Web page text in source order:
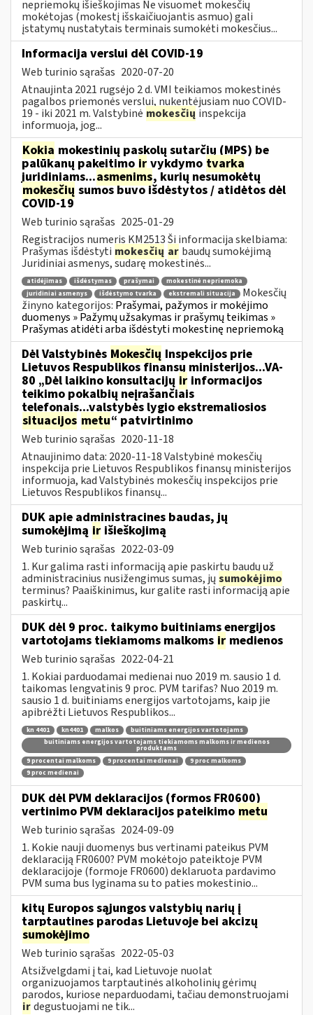
nepriemokų išieškojimas Ne visuomet mokesčių
mokėtojas (mokestį išskaičiuojantis asmuo) gali
įstatymų nustatytais terminais sumokėti mokesčius...
Informacija verslui dėl COVID-19
Web turinio sąrašas 2020-07-20
Atnaujinta 2021 rugsėjo 2 d. VMI teikiamos mokestinės
pagalbos priemonės verslui, nukentėjusiam nuo COVID-
19 - iki 2021 m. Valstybinė mokesčių inspekcija
informuoja, jog...
Kokia mokestinių paskolų sutarčių (MPS) be
palūkanų pakeitimo ir vykdymo tvarka
juridiniams...asmenims, kurių nesumokėtų
mokesčių sumos buvo išdėstytos / atidėtos dėl
COVID-19
Web turinio sąrašas 2025-01-29
Registracijos numeris KM2513 Ši informacija skelbiama:
Prašymas išdėstyti mokesčių ar baudų sumokėjimą
Juridiniai asmenys, sudarę mokestinės...
atidėjimas išdėstymas prašymai
mokestinė nepriemoka
juridiniai asmenys
išdėstymo tvarka ekstremali situacija
Mokesčių
žinyno kategorijos: Prašymai, pažymos ir mokėjimo
duomenys » Pažymų užsakymas ir prašymų teikimas »
Prašymas atidėti arba išdėstyti mokestinę nepriemoką
Dėl Valstybinės Mokesčių Inspekcijos prie
Lietuvos Respublikos finansų ministerijos...VA-
80 „Dėl laikino konsultacijų ir informacijos
teikimo pokalbių neįrašančiais
telefonais...valstybės lygio ekstremaliosios
situacijos metu“ patvirtinimo
Web turinio sąrašas 2020-11-18
Atnaujinimo data: 2020-11-18 Valstybinė mokesčių
inspekcija prie Lietuvos Respublikos finansų ministerijos
informuoja, kad Valstybinės mokesčių inspekcijos prie
Lietuvos Respublikos finansų...
DUK apie administracines baudas, jų
sumokėjimą ir išieškojimą
Web turinio sąrašas 2022-03-09
1. Kur galima rasti informaciją apie paskirtų baudų už
administracinius nusižengimus sumas, jų sumokėjimo
terminus? Paaiškinimus, kur galite rasti informaciją apie
paskirtų...
DUK dėl 9 proc. taikymo buitiniams energijos
vartotojams tiekiamoms malkoms ir medienos
Web turinio sąrašas 2022-04-21
1. Kokiai parduodamai medienai nuo 2019 m. sausio 1 d.
taikomas lengvatinis 9 proc. PVM tarifas? Nuo 2019 m.
sausio 1 d. buitiniams energijos vartotojams, kaip jie
apibrėžti Lietuvos Respublikos...
kn 4401 kn4401 malkos
buitiniams energijos vartotojams
buitiniams energijos vartotojams tiekiamoms malkoms ir medienos
produktams
9 procentai malkoms
9 procentai medienai
9 proc malkoms
9 proc medienai
DUK dėl PVM deklaracijos (formos FR0600)
vertinimo PVM deklaracijos pateikimo metu
Web turinio sąrašas 2024-09-09
1. Kokie nauji duomenys bus vertinami pateikus PVM
deklaraciją FR0600? PVM mokėtojo pateiktoje PVM
deklaracijoje (formoje FR0600) deklaruota pardavimo
PVM suma bus lyginama su to paties mokestinio...
kitų Europos sąjungos valstybių narių į
tarptautines parodas Lietuvoje bei akcizų
sumokėjimo
Web turinio sąrašas 2022-05-03
Atsižvelgdami į tai, kad Lietuvoje nuolat
organizuojamos tarptautinės alkoholinių gėrimų
parodos, kuriose neparduodami, tačiau demonstruojami
irdegustuojami ne tik...